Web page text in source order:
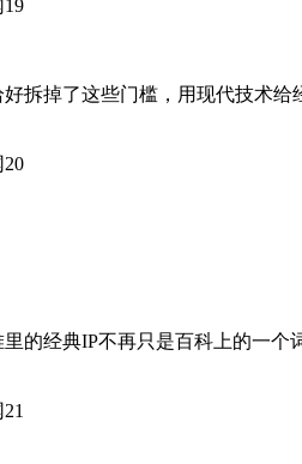
掉了这些门槛，用现代技术给
经典IP不再只是百科上的一个